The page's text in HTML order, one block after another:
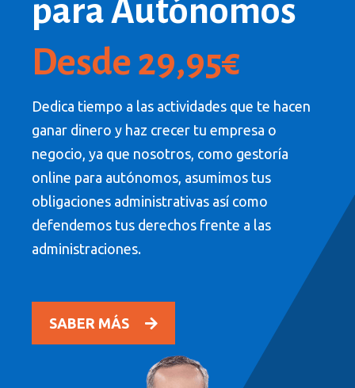
para Autónomos
Desde 29,95€
Dedica tiempo a las actividades que te hacen
ganar dinero y haz crecer tu empresa o
negocio, ya que nosotros, como gestoría
online para autónomos, asumimos tus
obligaciones administrativas así como
defendemos tus derechos frente a las
administraciones.
SABER MÁS